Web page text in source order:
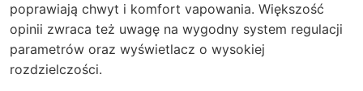
poprawiają chwyt i komfort vapowania. Większość
opinii zwraca też uwagę na wygodny system regulacji
parametrów oraz wyświetlacz o wysokiej
rozdzielczości.